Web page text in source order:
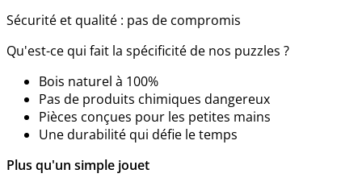
Sécurité et qualité : pas de compromis
Qu'est-ce qui fait la spécificité de nos puzzles ?
Bois naturel à 100%
Pas de produits chimiques dangereux
Pièces conçues pour les petites mains
Une durabilité qui défie le temps
Plus qu'un simple jouet